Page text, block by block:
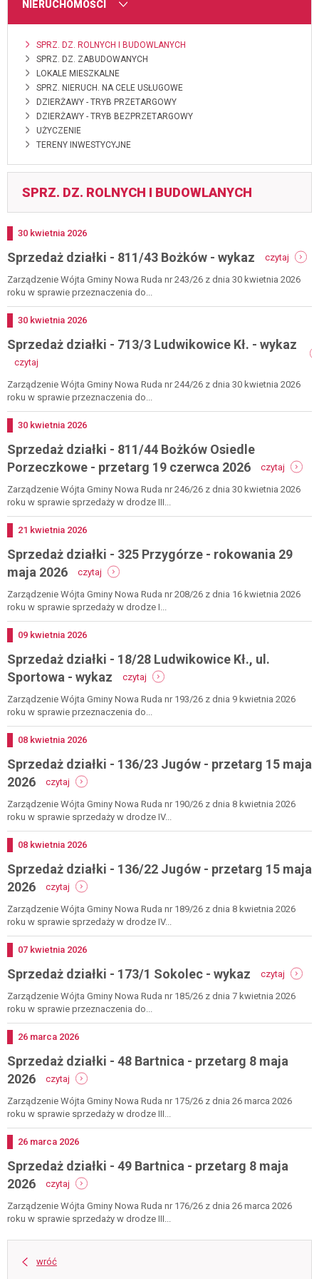
MENU
NIERUCHOMOŚCI
SPRZ. DZ. ROLNYCH I BUDOWLANYCH
SPRZ. DZ. ZABUDOWANYCH
LOKALE MIESZKALNE
SPRZ. NIERUCH. NA CELE USŁUGOWE
DZIERŻAWY - TRYB PRZETARGOWY
DZIERŻAWY - TRYB BEZPRZETARGOWY
UŻYCZENIE
TERENY INWESTYCYJNE
SPRZ. DZ. ROLNYCH I BUDOWLANYCH
Dodano
30 kwietnia 2026
Sprzedaż działki - 811/43 Bożków - wykaz czytaj
działki
wykaz
Zarządzenie Wójta Gminy Nowa Ruda nr 243/26 z dnia 30 kwietnia 2026
roku w sprawie przeznaczenia do...
Dodano
30 kwietnia 2026
Sprzedaż działki - 713/3 Ludwikowice Kł. - wykaz
czytaj
działki
-
ludwikowice
-
wykaz
Zarządzenie Wójta Gminy Nowa Ruda nr 244/26 z dnia 30 kwietnia 2026
roku w sprawie przeznaczenia do...
Dodano
30 kwietnia 2026
Sprzedaż działki - 811/44 Bożków Osiedle
Porzeczkowe - przetarg 19 czerwca 2026
czytaj
działki
19
Zarządzenie Wójta Gminy Nowa Ruda nr 246/26 z dnia 30 kwietnia 2026
roku w sprawie sprzedaży w drodze III...
Dodano
21 kwietnia 2026
Sprzedaż działki - 325 Przygórze - rokowania 29
maja 2026
czytaj
sprzedaż
działki
-
rokowania
maja
2026
Zarządzenie Wójta Gminy Nowa Ruda nr 208/26 z dnia 16 kwietnia 2026
roku w sprawie sprzedaży w drodze I...
Dodano
09 kwietnia 2026
Sprzedaż działki - 18/28 Ludwikowice Kł., ul.
Sportowa - wykaz
czytaj
sprzedaż
działki
ul.
sportowa
wykaz
Zarządzenie Wójta Gminy Nowa Ruda nr 193/26 z dnia 9 kwietnia 2026
roku w sprawie przeznaczenia do...
Dodano
08 kwietnia 2026
Sprzedaż działki - 136/23 Jugów - przetarg 15 maja
2026
czytaj
sprzedaż
działki
jugów
przetarg
15
maja
2026
Zarządzenie Wójta Gminy Nowa Ruda nr 190/26 z dnia 8 kwietnia 2026
roku w sprawie sprzedaży w drodze IV...
Dodano
08 kwietnia 2026
Sprzedaż działki - 136/22 Jugów - przetarg 15 maja
2026
czytaj
sprzedaż
działki
jugów
przetarg
maja
2026
Zarządzenie Wójta Gminy Nowa Ruda nr 189/26 z dnia 8 kwietnia 2026
roku w sprawie sprzedaży w drodze IV...
Dodano
07 kwietnia 2026
Sprzedaż działki - 173/1 Sokolec - wykaz czytaj
działki
wykaz
Zarządzenie Wójta Gminy Nowa Ruda nr 185/26 z dnia 7 kwietnia 2026
roku w sprawie przeznaczenia do...
Dodano
26 marca 2026
Sprzedaż działki - 48 Bartnica - przetarg 8 maja
2026
czytaj
sprzedaż
działki
bartnica
przetarg
maja
2026
Zarządzenie Wójta Gminy Nowa Ruda nr 175/26 z dnia 26 marca 2026
roku w sprawie sprzedaży w drodze III...
Dodano
26 marca 2026
Sprzedaż działki - 49 Bartnica - przetarg 8 maja
2026
czytaj
sprzedaż
działki
bartnica
Zarządzenie Wójta Gminy Nowa Ruda nr 176/26 z dnia 26 marca 2026
roku w sprawie sprzedaży w drodze III...
wróć